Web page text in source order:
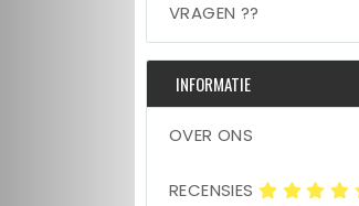
VRAGEN ??
INFORMATIE
OVER ONS
RECENSIES